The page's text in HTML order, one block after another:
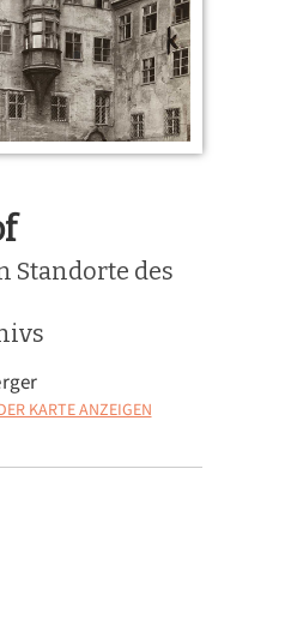
Standorte des
KARTE ANZEIGEN